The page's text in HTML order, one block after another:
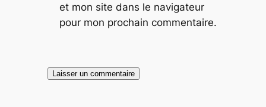
et mon site dans le navigateur
pour mon prochain commentaire.